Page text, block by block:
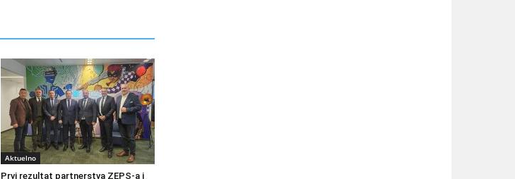
Aktuelno
Prvi rezultat partnerstva ZEPS-a i